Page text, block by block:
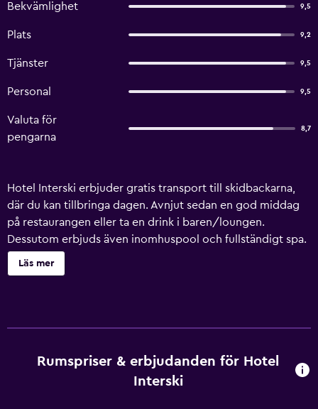
Bekvämlighet 9,5
Plats 9,2
Tjänster 9,5
Personal 9,5
Valuta för
pengarna
8,7
Hotel Interski erbjuder gratis transport till skidbackarna,
där du kan tillbringa dagen. Avnjut sedan en god middag
på restaurangen eller ta en drink i baren/loungen.
Dessutom erbjuds även inomhuspool och fullständigt spa.
Hotel Interski erbjuder 25 rum med minibar och
värdeförvaringsskåp. Sängarna har sängtillbehör av högsta
finns. Dessutom har rummen hårtork och gratis
toalettartiklar. Städning erbjuds dagligen och
Läs mer
Rumspriser & erbjudanden för Hotel
Interski